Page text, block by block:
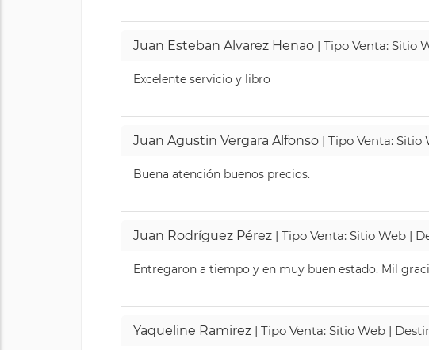
Juan Esteban Alvarez Henao | Tipo Venta: Sitio
Excelente servicio y libro
Juan Agustin Vergara Alfonso | Tipo Venta:
Buena atención buenos precios.
Juan Rodríguez Pérez | Tipo Venta: Sitio Web |
Entregaron a tiempo y en muy buen estado. Mil
Yaqueline Ramirez | Tipo Venta: Sitio Web |